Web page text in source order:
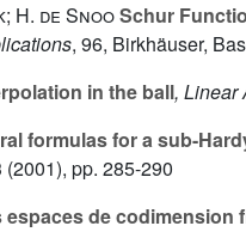
H. de SnooSchur
, 96, Birkhäuser,
in the ball, Linear
formulas for a sub-
(2001), pp. 285-290
espaces de codimension